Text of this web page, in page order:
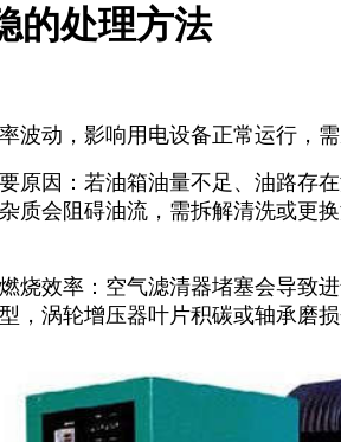
的处理方法
波动，影响用电设备正常运行，
原因：若油箱油量不足、油路存
质会阻碍油流，需拆解清洗或更
烧效率：空气滤清器堵塞会导致
，涡轮增压器叶片积碳或轴承磨